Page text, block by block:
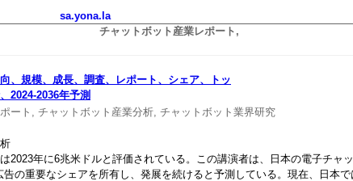
sa.yona.la
チャットボット産業レポート,
、規模、成長、調査、レポート、シェア、トッ
2024-2036年予測
ート, チャットボット産業分析, チャットボット業界研究
2023年に6兆米ドルと評価されている。この講演者は、日本の電子チャ
の重要なシェアを所有し、発展を続けると予測している。現在、日本